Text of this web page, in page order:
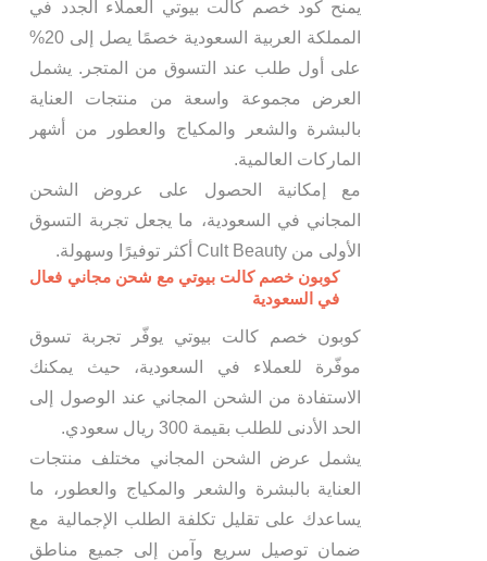
يمنح كود خصم كالت بيوتي العملاء الجدد في
المملكة العربية السعودية خصمًا يصل إلى 20%
على أول طلب عند التسوق من المتجر. يشمل
العرض مجموعة واسعة من منتجات العناية
بالبشرة والشعر والمكياج والعطور من أشهر
الماركات العالمية.
مع إمكانية الحصول على عروض الشحن
المجاني في السعودية، ما يجعل تجربة التسوق
الأولى من Cult Beauty أكثر توفيرًا وسهولة.
كوبون خصم كالت بيوتي مع شحن مجاني فعال
في السعودية
كوبون خصم كالت بيوتي يوفّر تجربة تسوق
موفّرة للعملاء في السعودية، حيث يمكنك
الاستفادة من الشحن المجاني عند الوصول إلى
الحد الأدنى للطلب بقيمة 300 ريال سعودي.
يشمل عرض الشحن المجاني مختلف منتجات
العناية بالبشرة والشعر والمكياج والعطور، ما
يساعدك على تقليل تكلفة الطلب الإجمالية مع
ضمان توصيل سريع وآمن إلى جميع مناطق